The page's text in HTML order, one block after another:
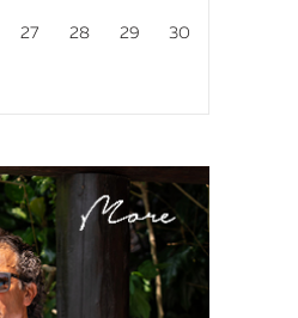
27 28 29 30